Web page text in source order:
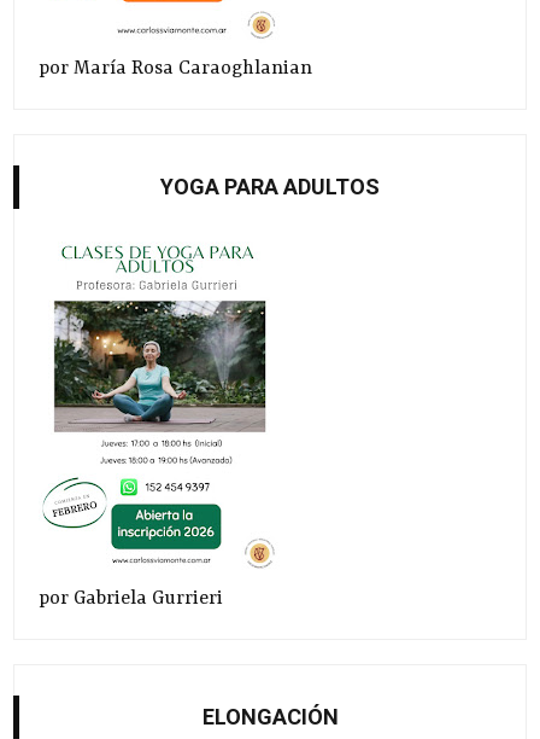
por María Rosa Caraoghlanian
YOGA PARA ADULTOS
por Gabriela Gurrieri
ELONGACIÓN